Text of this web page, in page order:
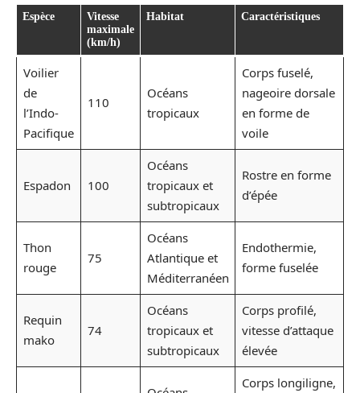
Espèce
Vitesse
maximale
(km/h)
Habitat Caractéristiques
Voilier
de
l’Indo-
Pacifique
110
Océans
tropicaux
Corps fuselé,
nageoire dorsale
en forme de
voile
Espadon 100
Océans
tropicaux et
subtropicaux
Rostre en forme
d’épée
Thon
rouge
75
Océans
Atlantique et
Méditerranéen
Endothermie,
forme fuselée
Requin
mako
74
Océans
tropicaux et
subtropicaux
Corps profilé,
vitesse d’attaque
élevée
Corps longiligne,